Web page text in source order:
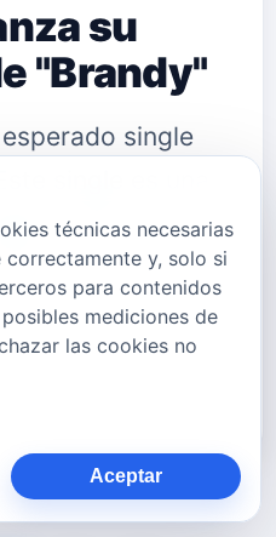
su
"Brandy"
single
single es una
de Mr. Muzix,
la canción,
grabó, produjo y
una mezcla
melod…
técnicas necesarias
y, solo si
para contenidos
mediciones de
las cookies no
Aceptar